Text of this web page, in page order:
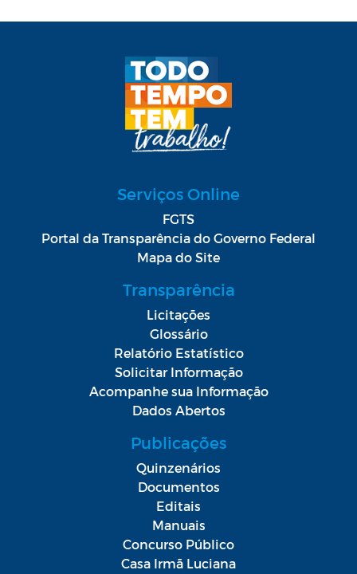
Serviços Online
FGTS
Portal da Transparência do Governo Federal
Mapa do Site
Transparência
Licitações
Glossário
Relatório Estatístico
Solicitar Informação
Acompanhe sua Informação
Dados Abertos
Publicações
Quinzenários
Documentos
Editais
Manuais
Concurso Público
Casa Irmã Luciana